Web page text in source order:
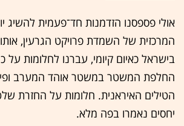
אולי פספסנו הזדמנות חד־פעמית להשיג
המרכזית של השמדת פרויקט הגרעין,
בישראל כאיום קיומי, עברנו לחלומות על
החלפת המשטר במשטר אוהד המערב
הטילים האיראנית. חלומות על החזרת
יחסים נאמרו בפה מלא.